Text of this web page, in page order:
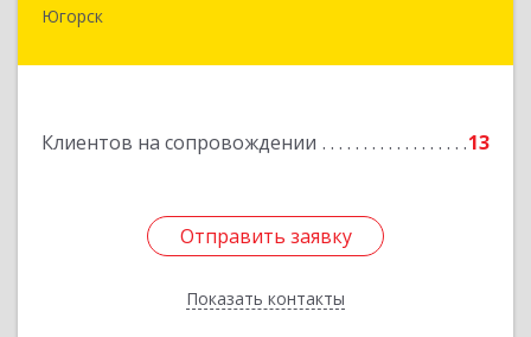
Югорск
Клиентов на сопровождении 13
Отправить заявку
Показать контакты
628264, Ханты-Мансийский Автономный округ
Подробнее
Отправить заявку
Назад